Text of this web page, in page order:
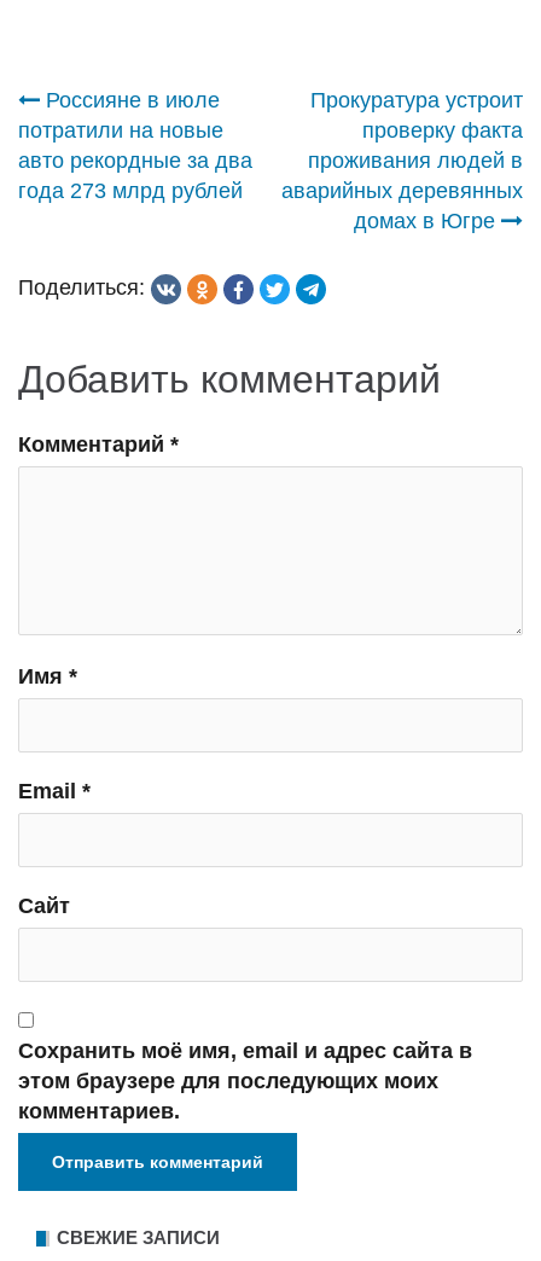
Навигация
по
Россияне в июле
потратили на новые
авто рекордные за два
года 273 млрд рублей
Прокуратура устроит
проверку факта
проживания людей в
аварийных деревянных
домах в Югре
Поделиться:
Добавить комментарий
Комментарий *
Имя *
Email *
Сайт
Сохранить моё имя, email и адрес сайта в
этом браузере для последующих моих
комментариев.
СВЕЖИЕ ЗАПИСИ